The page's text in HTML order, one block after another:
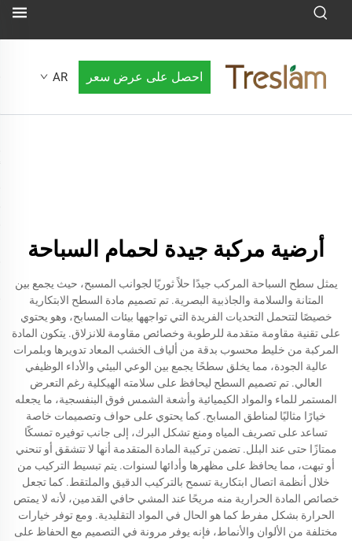
احصل على عرض سعر AR
أرضية مركبة جيدة لحمام السباحة
يمثل سطح السباحة المركب جيدًا حلاً ثوريًا لجوانب المسبح، حيث يجمع بين
المتانة والسلامة والجاذبية البصرية. تم تصميم مادة السطح الابتكارية
خصيصًا لتتحمل التحديات الفريدة التي تواجهها بيئات المسابح، وهو يحتوي
على تقنية مقاومة متقدمة للرطوبة وخصائص مقاومة للانزلاق. يتكون المادة
المركبة من خليط محسوب بدقة من ألياف الخشب المعاد تدويرها وبلمرات
عالية الجودة، مما يخلق سطحًا يجمع بين الوعي البيئي والأداء الوظيفي
العالي. تم تصميم السطح ليحافظ على سلامته الهيكلية رغم التعرض
المستمر للماء والمواد الكيميائية وأشعة الشمس فوق البنفسجية، ما يجعله
خيارًا مثاليًا لمناطق المسابح. كما يحتوي على حواف وتصميمات خاصة
تساعد على تصريف المياه ومنع تشكل البرك، إلى جانب توفيره تمسكًا
ممتازًا حتى عند البلل. تضمن تركيبة المادة المتقدمة أنها لا تتشقق أو تنحني
أو تبهت، مما يحافظ على مظهرها وأدائها لسنوات. يتم تبسيط التركيب من
خلال أنظمة اتصال ابتكارية تسمح بالتركيب الدقيق والملتقط. كما تجعل
خصائص المادة الحرارية منه مريحًا عند المشي حافي القدمين، لأنه لا يمتص
الحرارة بشكل مفرط كما هو الحال في المواد التقليدية. ومع توفر خيارات
مختلفة من الألوان والأنماط، فإنه يوفر مرونة في التصميم مع الحفاظ على